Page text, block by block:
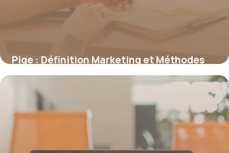
Pige : Définition Marketing et Méthodes
2026
21 juin 2026